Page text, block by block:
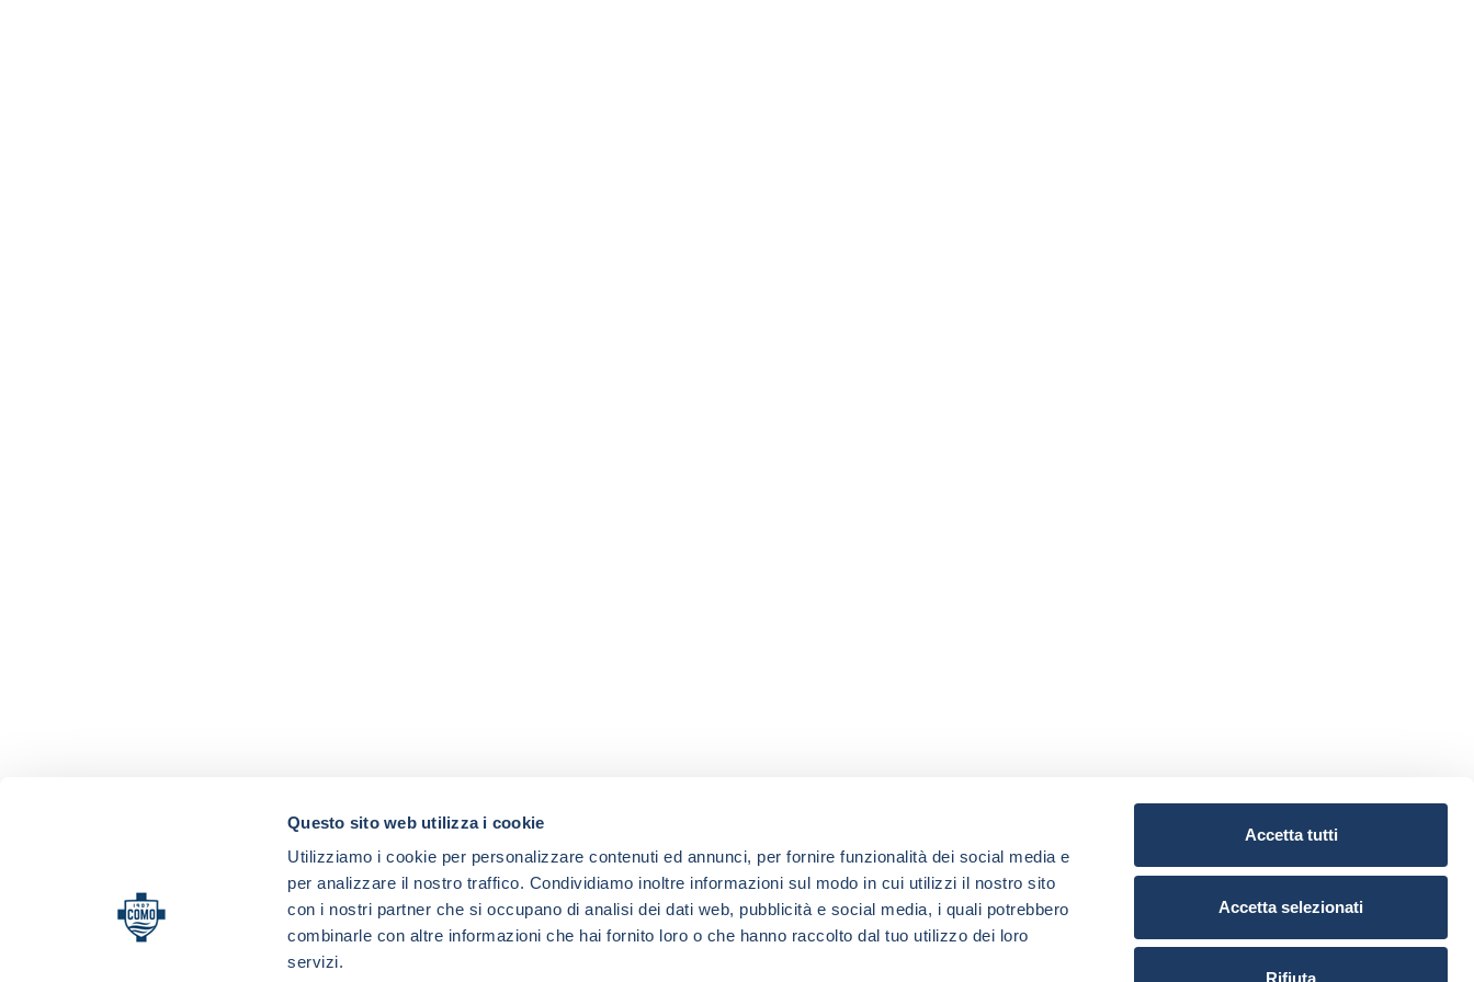
Questo sito web utilizza i cookie
Utilizziamo i cookie per personalizzare contenuti ed annunci, per fornire funzionalità dei social media e
per analizzare il nostro traffico. Condividiamo inoltre informazioni sul modo in cui utilizzi il nostro sito
con i nostri partner che si occupano di analisi dei dati web, pubblicità e social media, i quali potrebbero
combinarle con altre informazioni che hai fornito loro o che hanno raccolto dal tuo utilizzo dei loro
servizi.
Accetta tutti
Accetta selezionati
Rifiuta